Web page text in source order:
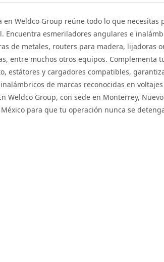
en Weldco Group reúne todo lo que
esmeriladores angulares e
de metales, routers para madera, lijadoras
entre muchos otros equipos. Complementa
estátores y cargadores compatibles,
de marcas reconocidas en
Weldco Group, con sede en Monterrey,
para que tu operación nunca se